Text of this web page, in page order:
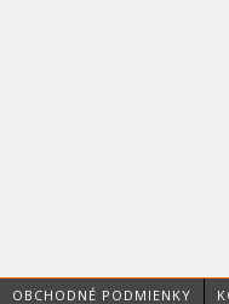
OBCHODNÉ PODMIENKY